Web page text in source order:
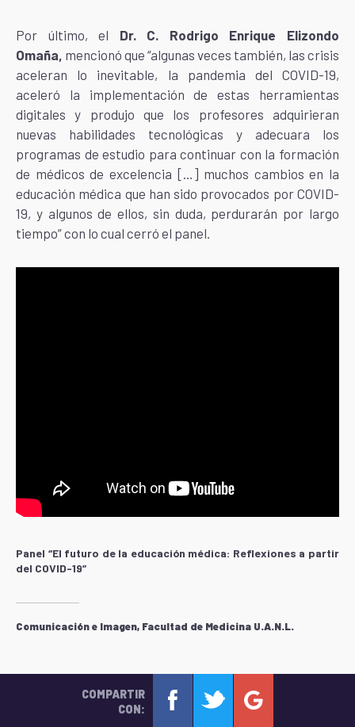
Por último, el Dr. C. Rodrigo Enrique Elizondo
Omaña, mencionó que “algunas veces también, las crisis
aceleran lo inevitable, la pandemia del COVID-19,
aceleró la implementación de estas herramientas
digitales y produjo que los profesores adquirieran
nuevas habilidades tecnológicas y adecuara los
programas de estudio para continuar con la formación
de médicos de excelencia […] muchos cambios en la
educación médica que han sido provocados por COVID-
19, y algunos de ellos, sin duda, perdurarán por largo
tiempo” con lo cual cerró el panel.
Panel “El futuro de la educación médica: Reflexiones a partir
del COVID-19”
Comunicación e Imagen, Facultad de Medicina U.A.N.L.
COMPARTIR
CON: